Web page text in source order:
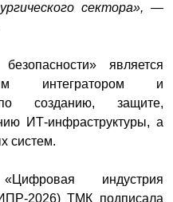
сектора», —
является
интегратором и
созданию, защите,
ИТ-инфраструктуры, а
систем.
индустрия
2026) ТМК подписала